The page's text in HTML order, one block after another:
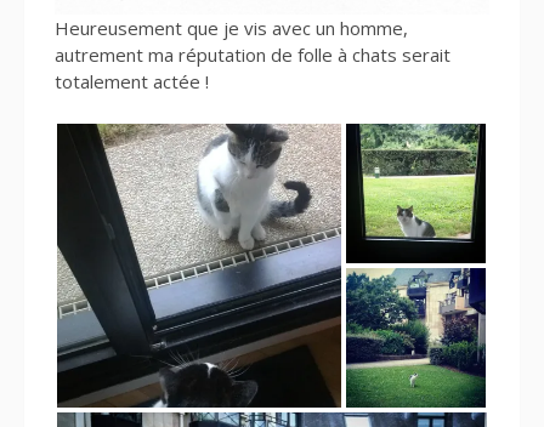
Heureusement que je vis avec un homme,
autrement ma réputation de folle à chats serait
totalement actée !